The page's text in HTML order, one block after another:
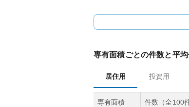
専有面積ごとの件数と平
居住用 投資用
専有面積 件数（全100